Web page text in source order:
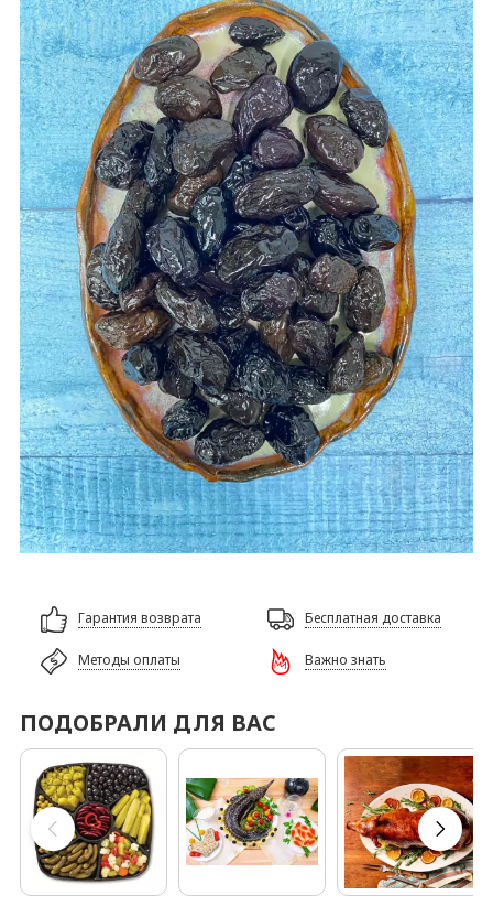
Гарантия возврата Бесплатная доставка
Методы оплаты Важно знать
ПОДОБРАЛИ ДЛЯ ВАС